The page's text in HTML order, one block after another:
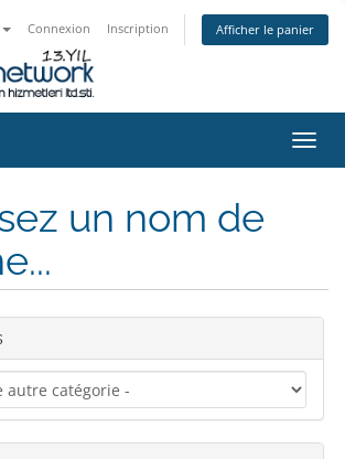
Connexion Inscription Afficher le panier
la
un nom de